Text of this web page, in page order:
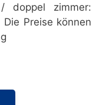
doppel zimmer:
Preise können